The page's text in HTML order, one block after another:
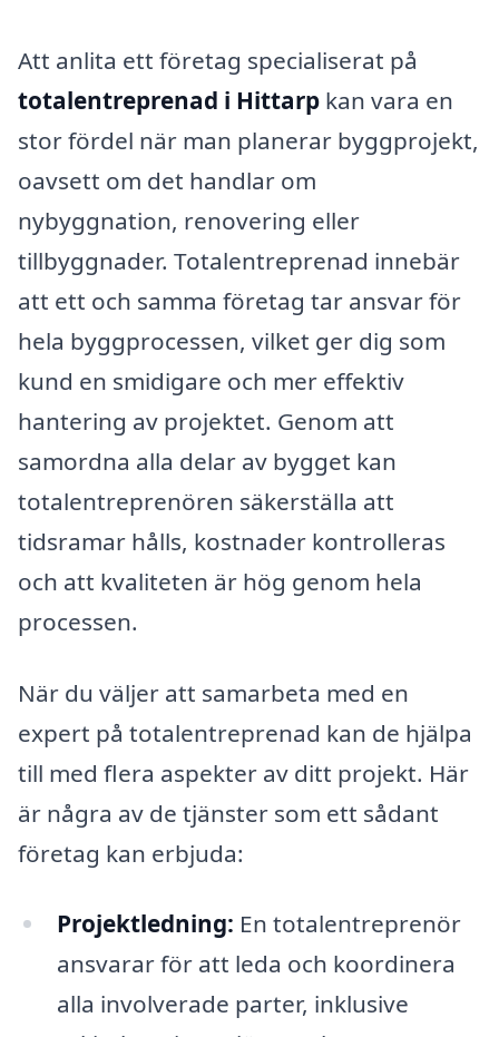
Att anlita ett företag specialiserat på
totalentreprenad i Hittarp kan vara en
stor fördel när man planerar byggprojekt,
oavsett om det handlar om
nybyggnation, renovering eller
tillbyggnader. Totalentreprenad innebär
att ett och samma företag tar ansvar för
hela byggprocessen, vilket ger dig som
kund en smidigare och mer effektiv
hantering av projektet. Genom att
samordna alla delar av bygget kan
totalentreprenören säkerställa att
tidsramar hålls, kostnader kontrolleras
och att kvaliteten är hög genom hela
processen.
När du väljer att samarbeta med en
expert på totalentreprenad kan de hjälpa
till med flera aspekter av ditt projekt. Här
är några av de tjänster som ett sådant
företag kan erbjuda:
Projektledning: En totalentreprenör
ansvarar för att leda och koordinera
alla involverade parter, inklusive